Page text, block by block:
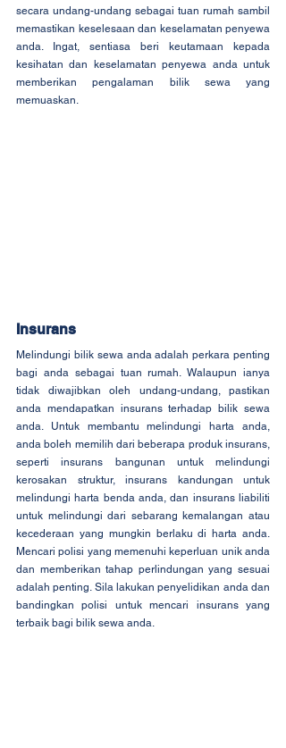
secara undang-undang sebagai tuan rumah sambil
memastikan keselesaan dan keselamatan penyewa
anda. Ingat, sentiasa beri keutamaan kepada
kesihatan dan keselamatan penyewa anda untuk
memberikan pengalaman bilik sewa yang
memuaskan.
Insurans
Melindungi bilik sewa anda adalah perkara penting
bagi anda sebagai tuan rumah. Walaupun ianya
tidak diwajibkan oleh undang-undang, pastikan
anda mendapatkan insurans terhadap bilik sewa
anda. Untuk membantu melindungi harta anda,
anda boleh memilih dari beberapa produk insurans,
seperti insurans bangunan untuk melindungi
kerosakan struktur, insurans kandungan untuk
melindungi harta benda anda, dan insurans liabiliti
untuk melindungi dari sebarang kemalangan atau
kecederaan yang mungkin berlaku di harta anda.
Mencari polisi yang memenuhi keperluan unik anda
dan memberikan tahap perlindungan yang sesuai
adalah penting. Sila lakukan penyelidikan anda dan
bandingkan polisi untuk mencari insurans yang
terbaik bagi bilik sewa anda.